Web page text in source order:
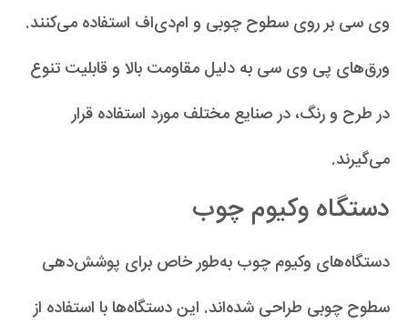
وی سی بر روی سطوح چوبی و ام‌دی‌اف استفاده می‌کنند.
ورق‌های پی وی سی به دلیل مقاومت بالا و قابلیت تنوع
در طرح و رنگ، در صنایع مختلف مورد استفاده قرار
می‌گیرند.
دستگاه وکیوم چوب
دستگاه‌های وکیوم چوب به‌طور خاص برای پوشش‌دهی
سطوح چوبی طراحی شده‌اند. این دستگاه‌ها با استفاده از